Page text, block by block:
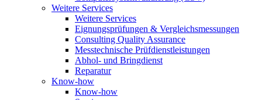
Weitere Services
Weitere Services
Eignungsprüfungen & Vergleichsmessungen
Consulting Quality Assurance
Messtechnische Prüfdienstleistungen
Abhol- und Bringdienst
Reparatur
Know-how
Know-how